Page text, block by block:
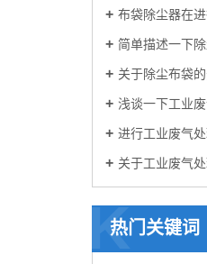
布袋除尘器在
简单描述一下
关于除尘布袋
浅谈一下工业
进行工业废气
关于工业废气
热门关键词
K